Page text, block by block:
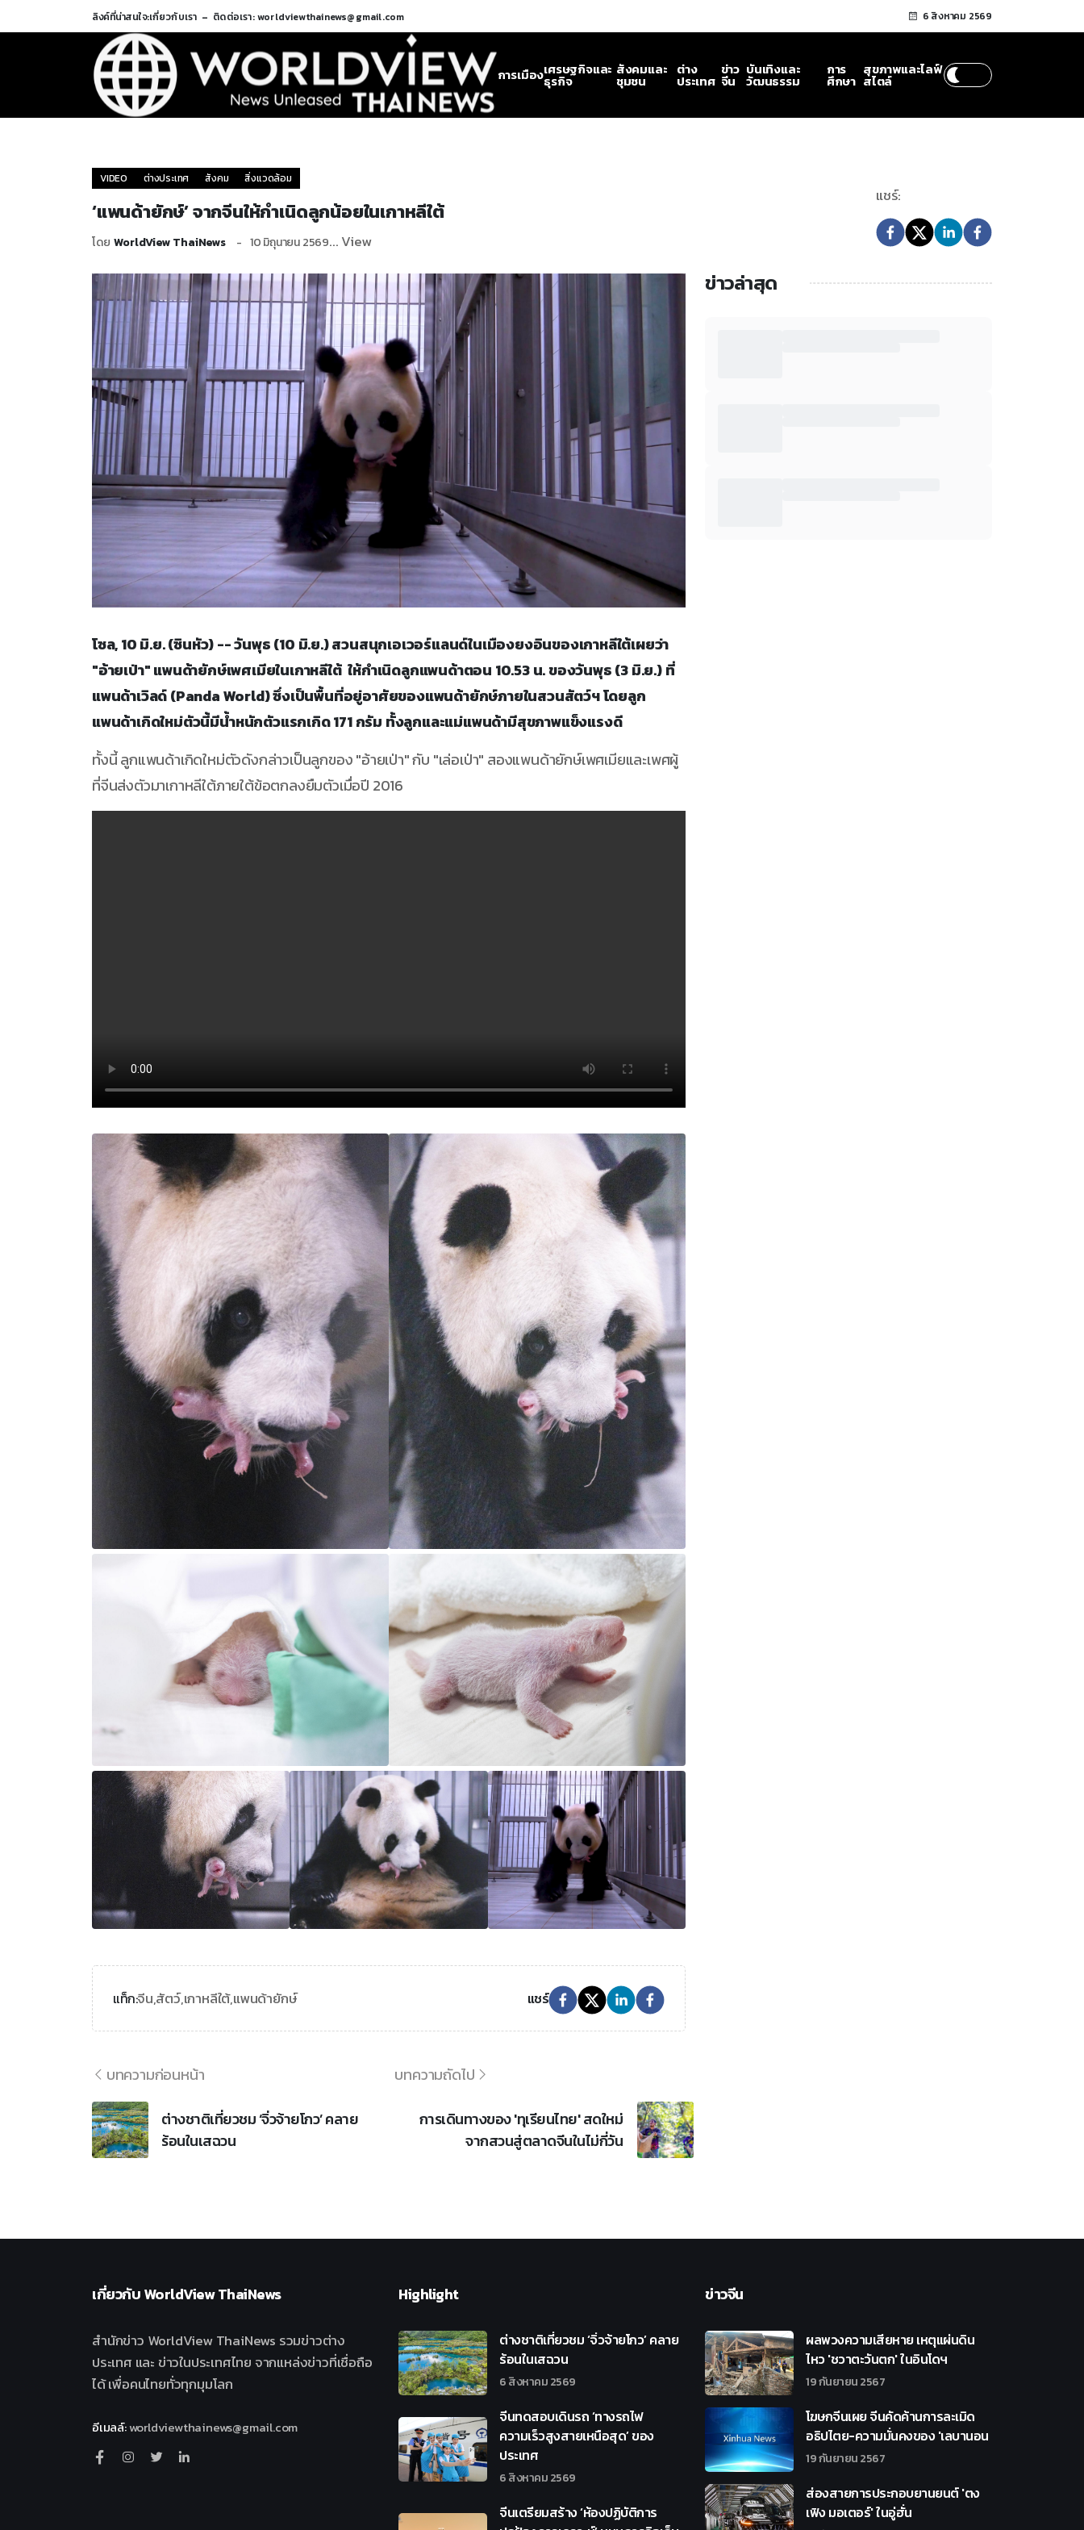
ลิงค์ที่น่าสนใจ:เกี่ยวกับเรา ติดต่อเรา: worldviewthainews@gmail.com 6 สิงหาคม 2569
การเมืองเศรษฐกิจและ
ธุรกิจ
สังคมและ
ชุมชน
ต่าง
ประเทศ
ข่าว
จีน
บันเทิงและ
วัฒนธรรม
การ
ศึกษา
สุขภาพและไลฟ์
สไตล์
VIDEO ต่างประเทศ สังคม สิ่งแวดล้อม
‘แพนด้ายักษ์’ จากจีนให้กำเนิดลูกน้อยในเกาหลีใต้
โดย WorldView ThaiNews 10 มิถุนายน 2569... View
แชร์:
โซล, 10 มิ.ย. (ซินหัว) -- วันพุธ (10 มิ.ย.) สวนสนุกเอเวอร์แลนด์ในเมืองยงอินของเกาหลีใต้เผยว่า
"อ้ายเป่า" แพนด้ายักษ์เพศเมียในเกาหลีใต้ ให้กำเนิดลูกแพนด้าตอน 10.53 น. ของวันพุธ (3 มิ.ย.) ที่
แพนด้าเวิลด์ (Panda World) ซึ่งเป็นพื้นที่อยู่อาศัยของแพนด้ายักษ์ภายในสวนสัตว์ฯ โดยลูก
แพนด้าเกิดใหม่ตัวนี้มีน้ำหนักตัวแรกเกิด 171 กรัม ทั้งลูกและแม่แพนด้ามีสุขภาพแข็งแรงดี
ทั้งนี้ ลูกแพนด้าเกิดใหม่ตัวดังกล่าวเป็นลูกของ "อ้ายเป่า" กับ "เล่อเป่า" สองแพนด้ายักษ์เพศเมียและเพศผู้
ที่จีนส่งตัวมาเกาหลีใต้ภายใต้ข้อตกลงยืมตัวเมื่อปี 2016
แท็ก:จีน,สัตว์,เกาหลีใต้,แพนด้ายักษ์ แชร์
บทความก่อนหน้า
ต่างชาติเที่ยวชม ‘จิ่วจ้ายโกว’ คลาย
ร้อนในเสฉวน
บทความถัดไป
การเดินทางของ 'ทุเรียนไทย' สดใหม่
จากสวนสู่ตลาดจีนในไม่กี่วัน
ข่าวล่าสุด
เกี่ยวกับWorldView ThaiNews
สำนักข่าว WorldView ThaiNews รวมข่าวต่าง
ประเทศ และ ข่าวในประเทศไทย จากแหล่งข่าวที่เชื่อถือ
ได้ เพื่อคนไทยทั่วทุกมุมโลก
อีเมลล์:worldviewthainews@gmail.com
Highlight
ต่างชาติเที่ยวชม ‘จิ่วจ้ายโกว’ คลาย
ร้อนในเสฉวน
6 สิงหาคม 2569
จีนทดสอบเดินรถ ‘ทางรถไฟ
ความเร็วสูงสายเหนือสุด’ ของ
ประเทศ
6 สิงหาคม 2569
จีนเตรียมสร้าง ‘ห้องปฏิบัติการ
ข่าวจีน
ผลพวงความเสียหาย เหตุแผ่นดิน
ไหว 'ชวาตะวันตก' ในอินโดฯ
19 กันยายน 2567
โฆษกจีนเผย จีนคัดค้านการละเมิด
อธิปไตย-ความมั่นคงของ 'เลบานอน
19 กันยายน 2567
ส่องสายการประกอบยานยนต์ 'ตง
เฟิง มอเตอร์' ในอู่ฮั่น